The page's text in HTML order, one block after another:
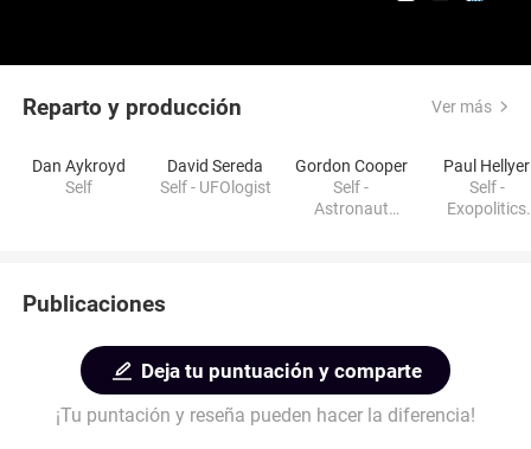
Reparto y producción Ver más
Dan Aykroyd
Self
David Sereda
Self - UFOlogist
Gordon Cooper
Self -
Astronaut
Paul Hellyer
Self -
Exopolitics
Publicaciones
Deja tu puntuación y comparte
¡Tu puntación y reseña pueden hacer la diferencia!